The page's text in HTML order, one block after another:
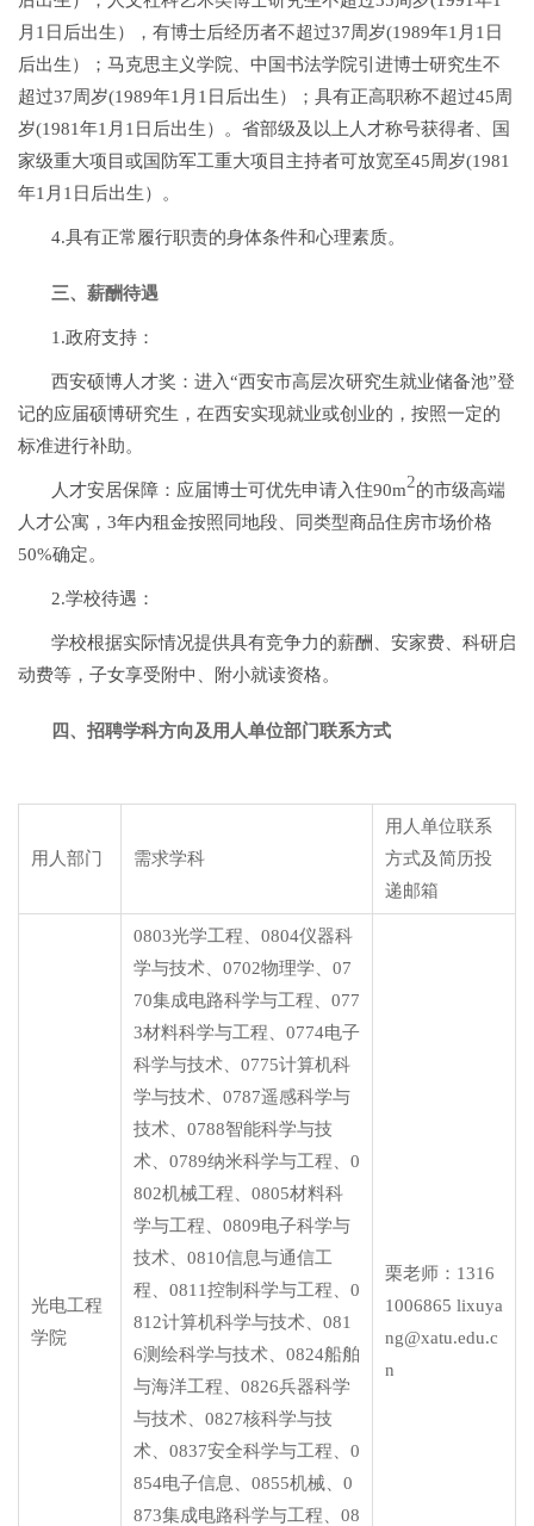
月1日后出生），有博士后经历者不超过37周岁(1989年1月1日
后出生）；马克思主义学院、中国书法学院引进博士研究生不
超过37周岁(1989年1月1日后出生）；具有正高职称不超过45周
岁(1981年1月1日后出生）。省部级及以上人才称号获得者、国
家级重大项目或国防军工重大项目主持者可放宽至45周岁(1981
年1月1日后出生）。
4.具有正常履行职责的身体条件和心理素质。
三、薪酬待遇
1.政府支持：
西安硕博人才奖：进入“西安市高层次研究生就业储备池”登
记的应届硕博研究生，在西安实现就业或创业的，按照一定的
标准进行补助。
人才安居保障：应届博士可优先申请入住90m2的市级高端
人才公寓，3年内租金按照同地段、同类型商品住房市场价格
50%确定。
2.学校待遇：
学校根据实际情况提供具有竞争力的薪酬、安家费、科研启
动费等，子女享受附中、附小就读资格。
四、招聘学科方向及用人单位部门联系方式
用人部门 需求学科
用人单位联系
方式及简历投
递邮箱
光电工程
学院
0803光学工程、0804仪器科
学与技术、0702物理学、07
70集成电路科学与工程、077
3材料科学与工程、0774电子
科学与技术、0775计算机科
学与技术、0787遥感科学与
技术、0788智能科学与技
术、0789纳米科学与工程、0
802机械工程、0805材料科
学与工程、0809电子科学与
技术、0810信息与通信工
程、0811控制科学与工程、0
812计算机科学与技术、081
6测绘科学与技术、0824船舶
与海洋工程、0826兵器科学
与技术、0827核科学与技
术、0837安全科学与工程、0
854电子信息、0855机械、0
873集成电路科学与工程、08
栗老师：1316
1006865 lixuya
ng@xatu.edu.c
n